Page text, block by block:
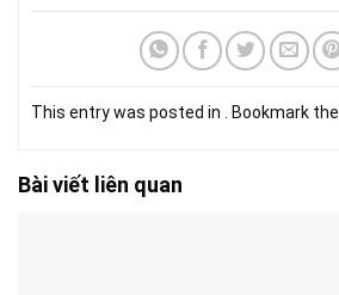
This entry was posted in . Bookmark the
Bài viết liên quan